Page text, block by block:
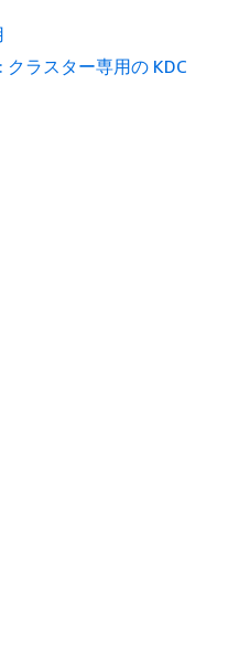
クラスター専用の KDC